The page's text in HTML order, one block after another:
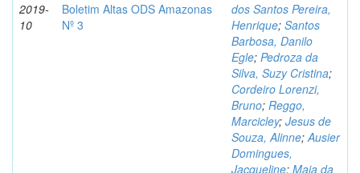
2019-
10
Boletim Altas ODS Amazonas
Nº 3
dos Santos Pereira,
Henrique; Santos
Barbosa, Danilo
Egle; Pedroza da
Silva, Suzy Cristina;
Cordeiro Lorenzi,
Bruno; Reggo,
Marcicley; Jesus de
Souza, Alinne;Ausier
Domingues,
Jacqueline; Maia da